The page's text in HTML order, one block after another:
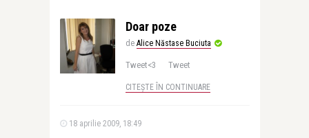
Doar poze
de Alice Năstase Buciuta
Tweet<3 Tweet
CITEȘTE ÎN CONTINUARE
18 aprilie 2009, 18:49